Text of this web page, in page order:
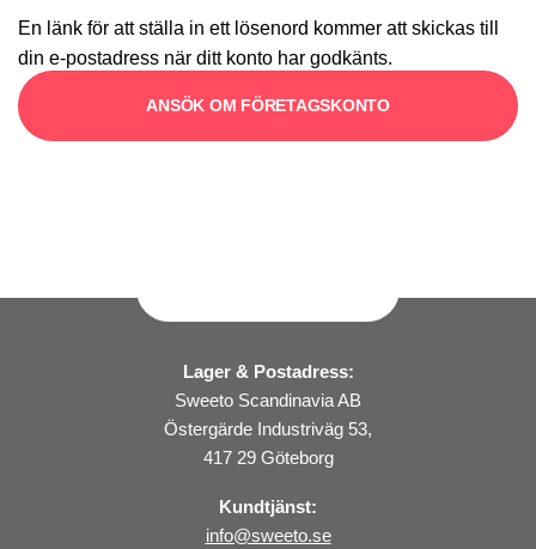
En länk för att ställa in ett lösenord kommer att skickas till
din e-postadress när ditt konto har godkänts.
ANSÖK OM FÖRETAGSKONTO
Lager & Postadress:
Sweeto Scandinavia AB
Östergärde Industriväg 53,
417 29 Göteborg
Kundtjänst:
info@sweeto.se